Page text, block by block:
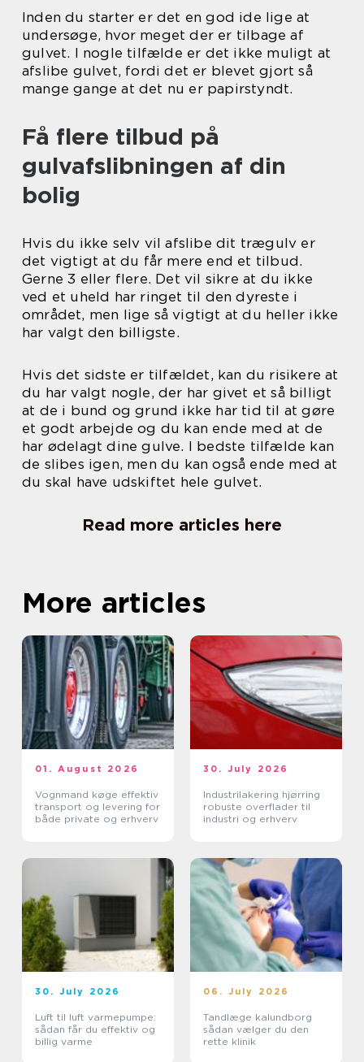
Inden du starter er det en god ide lige at
undersøge, hvor meget der er tilbage af
gulvet. I nogle tilfælde er det ikke muligt at
afslibe gulvet, fordi det er blevet gjort så
mange gange at det nu er papirstyndt.
Få flere tilbud på
gulvafslibningen af din
bolig
Hvis du ikke selv vil afslibe dit trægulv er
det vigtigt at du får mere end et tilbud.
Gerne 3 eller flere. Det vil sikre at du ikke
ved et uheld har ringet til den dyreste i
området, men lige så vigtigt at du heller ikke
har valgt den billigste.
Hvis det sidste er tilfældet, kan du risikere at
du har valgt nogle, der har givet et så billigt
at de i bund og grund ikke har tid til at gøre
et godt arbejde og du kan ende med at de
har ødelagt dine gulve. I bedste tilfælde kan
de slibes igen, men du kan også ende med at
du skal have udskiftet hele gulvet.
Read more articles here
More articles
01. August 2026
Vognmand køge effektiv
transport og levering for
både private og erhverv
30. July 2026
Industrilakering hjørring
robuste overflader til
industri og erhverv
30. July 2026
Luft til luft varmepumpe:
sådan får du effektiv og
billig varme
06. July 2026
Tandlæge kalundborg
sådan vælger du den
rette klinik